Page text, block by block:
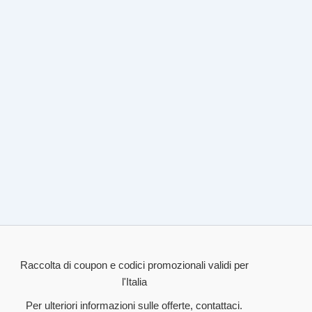
Raccolta di coupon e codici promozionali validi per
l'Italia
Per ulteriori informazioni sulle offerte, contattaci.